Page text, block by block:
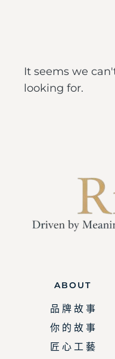
It seems we
looking for.
ABOUT
品 牌 故 事
你 的 故 事
匠 心 工 藝